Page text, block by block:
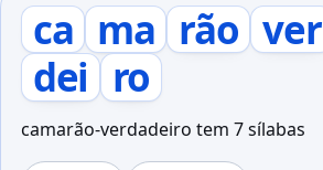
ca ma rão ver
dei ro
camarão-verdadeiro tem 7 sílabas